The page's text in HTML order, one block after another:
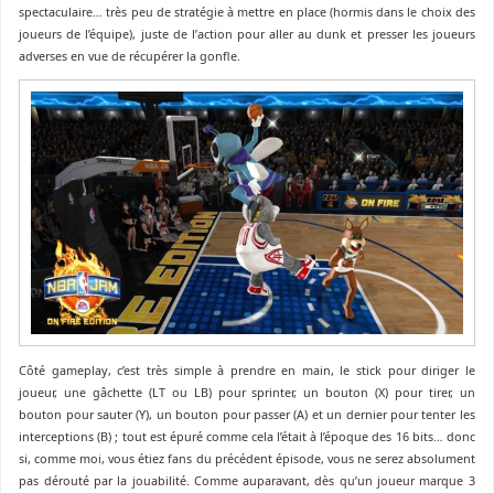
spectaculaire… très peu de stratégie à mettre en place (hormis dans le choix des
joueurs de l’équipe), juste de l’action pour aller au dunk et presser les joueurs
adverses en vue de récupérer la gonfle.
Côté gameplay, c’est très simple à prendre en main, le stick pour diriger le
joueur, une gâchette (LT ou LB) pour sprinter, un bouton (X) pour tirer, un
bouton pour sauter (Y), un bouton pour passer (A) et un dernier pour tenter les
interceptions (B) ; tout est épuré comme cela l’était à l’époque des 16 bits… donc
si, comme moi, vous étiez fans du précédent épisode, vous ne serez absolument
pas dérouté par la jouabilité. Comme auparavant, dès qu’un joueur marque 3